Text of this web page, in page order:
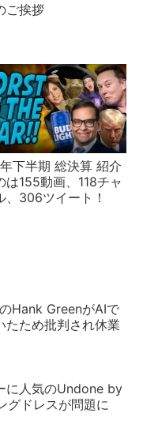
ご挨拶
下半期 総決算 紹介
は155動画、118チャ
、306ツイート！
Hank GreenがAIで
たため批判され休業
に人気のUndone by
グドレスが問題に